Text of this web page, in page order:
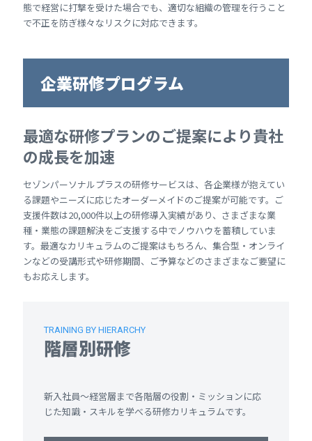
態で経営に打撃を受けた場合でも、適切な組織の管理を行うこと
で不正を防ぎ様々なリスクに対応できます。
企業研修プログラム
最適な研修プランのご提案により貴社
の成長を加速
セゾンパーソナルプラスの研修サービスは、各企業様が抱えてい
る課題やニーズに応じたオーダーメイドのご提案が可能です。ご
支援件数は20,000件以上の研修導入実績があり、さまざまな業
種・業態の課題解決をご支援する中でノウハウを蓄積していま
す。最適なカリキュラムのご提案はもちろん、集合型・オンライ
ンなどの受講形式や研修期間、ご予算などのさまざまなご要望に
もお応えします。
TRAINING BY HIERARCHY
階層別研修
新入社員～経営層まで各階層の役割・ミッションに応
じた知識・スキルを学べる研修カリキュラムです。